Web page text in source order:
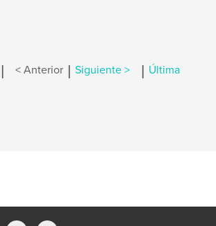
| < Anterior | Siguiente > | Última